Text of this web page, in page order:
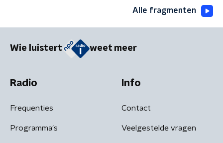
Alle fragmenten
Wie luistert weet meer
Radio
Frequenties
Programma's
Info
Contact
Veelgestelde vragen